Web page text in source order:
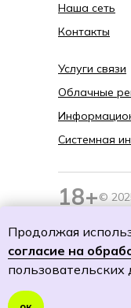
Наша сеть
Контакты
18+©
Разработка
Услуги связи
Облачные
Системная
Информация
Продолжая
согласие на
пользовательских